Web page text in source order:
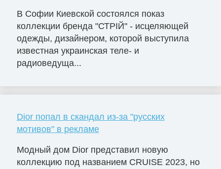
В Софии Киевской состоялся показ
коллекции бренда "СТРІЙ" - исцеляющей
одежды, дизайнером, которой выступила
известная украинская теле- и
радиоведуща...
Dior попал в скандал из-за "русских
мотивов" в рекламе
Модный дом Dior представил новую
коллекцию под названием CRUISE 2023, но